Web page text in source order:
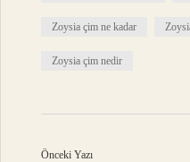
Zoysia çim ne kadar
Zoysia çim nedir
Önceki Yazı